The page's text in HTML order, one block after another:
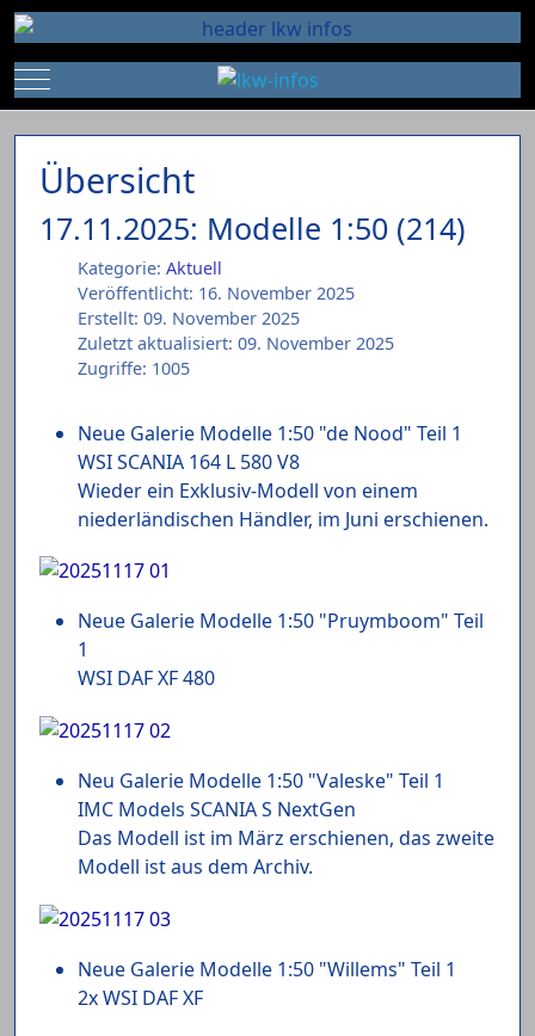
Mobile Menu Toggle
Übersicht
17.11.2025: Modelle 1:50 (214)
Kategorie: Aktuell
Veröffentlicht: 16. November 2025
Erstellt: 09. November 2025
Zuletzt aktualisiert: 09. November 2025
Zugriffe: 1005
Neue Galerie Modelle 1:50 "de Nood" Teil 1
WSI SCANIA 164 L 580 V8
Wieder ein Exklusiv-Modell von einem
niederländischen Händler, im Juni erschienen.
Neue Galerie Modelle 1:50 "Pruymboom" Teil
1
WSI DAF XF 480
Neu Galerie Modelle 1:50 "Valeske" Teil 1
IMC Models SCANIA S NextGen
Das Modell ist im März erschienen, das zweite
Modell ist aus dem Archiv.
Neue Galerie Modelle 1:50 "Willems" Teil 1
2x WSI DAF XF